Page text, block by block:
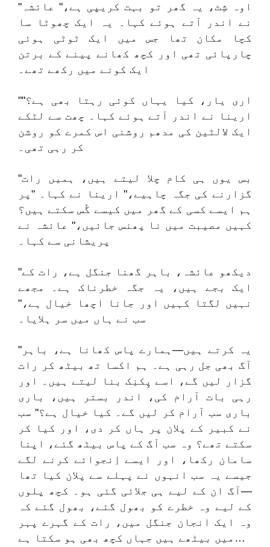
"اوہ شِٹ، یہ گھر تو بہت کریپی ہے،" عائشہ
نے اندر آتے ہوئے کہا۔ یہ ایک چھوٹا سا
کچا مکان تھا جس میں ایک ٹوٹی ہوئی
چارپائی تھی اور کچھ کھانے پینے کے برتن
ایک کونے میں رکھے تھے۔
"اری یار، کیا یہاں کوئی رہتا بھی ہے؟"
ارینا نے اندر آتے ہوئے کہا۔ چھت سے لٹکے
ایک لالٹین کی مدھم روشنی اس کمرے کو روشن
کر رہی تھی۔
"بس یوں ہی کام چلا لیتے ہیں، ہمیں رات
گزارنے کی جگہ چاہیے،" ارینا نے کہا۔ "پر
ہم ایسے کسی کے گھر میں کیسے گُس سکتے ہیں؟
کہیں مصیبت میں نا پھنس جائیں،" عائشہ نے
پریشانی سے کہا۔
"دیکھو عائشہ، باہر گھنا جنگل ہے، رات کے
ایک بجے ہیں، یہ جگہ خطرناک ہے۔ مجھے
نہیں لگتا کہیں اور جانا اچھا خیال ہے،"
سب نے ہاں میں سر ہلایا۔
"یہ کرتے ہیں—ہمارے پاس کھانا ہے، باہر
آگ بھی جل رہی ہے۔ ہم اکسا تھ بیٹھ کر رات
گزار لیں گے، اسے پِکنِک بنا لیتے ہیں۔ اور
رہی بات آرام کی، اندر بستر ہیں، باری
باری سب آرام کر لیں گے۔ کیا خیال ہے؟" سب
نے کبیر کے پلان پر ہاں کر دی، اور کیا کر
سکتے تھے؟ وہ سب آگ کے پاس بیٹھ گئے، اپنا
سامان رکھا، اور ایسے اِنجوائے کرنے لگے
جیسے یہ سب انہوں نے پہلے سے پلان کیا تھا
—آگ ان کے لیے ہی جلائی گئی ہو۔ کچھ پلوں
کے لیے وہ خطرے کو بھول گئے، بھول گئے کہ
وہ ایک انجان جنگل میں، رات کے گہرے پہر
میں بیٹھے ہیں جہاں کچھ بھی ہو سکتا ہے…